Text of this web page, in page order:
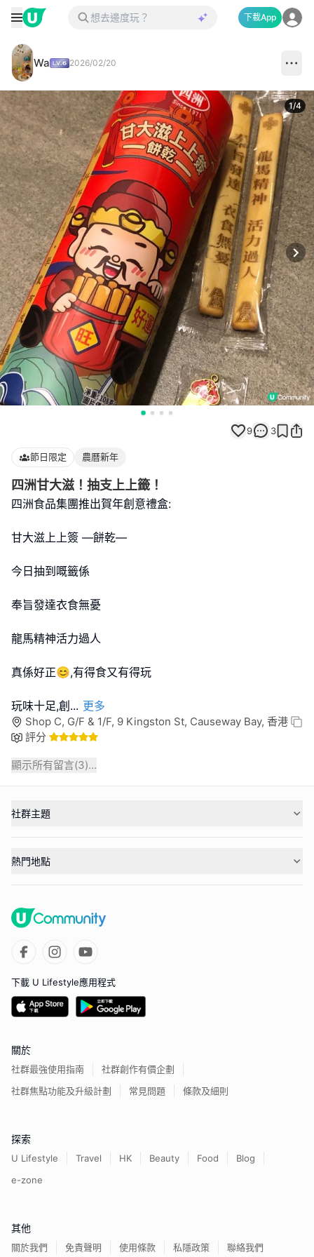
下載App
Wa 2026/02/20
1/4
9 3
節日限定 農曆新年
四洲甘大滋！抽支上上籤！
四洲食品集團推出賀年創意禮盒:
甘大滋上上簽 —餅乾—
今日抽到嘅籤係
奉旨發達衣食無憂
龍馬精神活力過人
真係好正😊,有得食又有得玩
玩味十足,創... 更多
Shop C, G/F & 1/F, 9 Kingston St, Causeway Bay, 香港
評分
顯示所有留言(3)...
社群主題
熱門地點
下載 U Lifestyle應用程式
關於
社群最強使用指南
社群創作有價企劃
社群焦點功能及升級計劃
常見問題 條款及細則
探索
U Lifestyle Travel HK Beauty Food
Blog
e-zone
其他
關於我們 免責聲明 使用條款 私隱政策 聯絡我們